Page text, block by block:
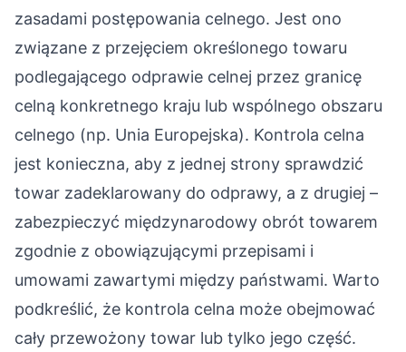
zasadami postępowania celnego. Jest ono
związane z przejęciem określonego towaru
podlegającego odprawie celnej przez granicę
celną konkretnego kraju lub wspólnego obszaru
celnego (np. Unia Europejska). Kontrola celna
jest konieczna, aby z jednej strony sprawdzić
towar zadeklarowany do odprawy, a z drugiej –
zabezpieczyć międzynarodowy obrót towarem
zgodnie z obowiązującymi przepisami i
umowami zawartymi między państwami. Warto
podkreślić, że kontrola celna może obejmować
cały przewożony towar lub tylko jego część.